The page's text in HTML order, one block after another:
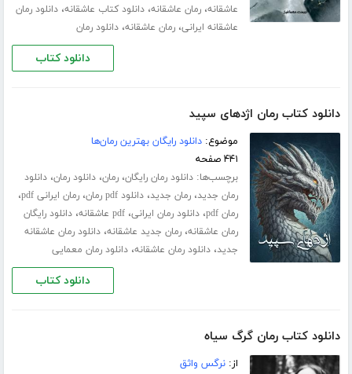
عاشقانه،رمان عاشقانه،دانلود کتاب عاشقانه،دانلود رمان
عاشقانه ایرانی،رمان عاشقانه،دانلود رمان
دانلود کتاب
دانلود کتاب رمان اژدهای سپید
موضوع:دانلود رایگان بهترین رمان‌ها
۴۴۱ صفحه
برچسب‌ها:دانلود رمان رایگان،رمان،دانلود رمان،دانلود
رمان جدید،رمان جدید،دانلود pdf رمان ،رمان ایرانی pdf ،
رمان pdf ،دانلود رمان ایرانی،pdf عاشقانه ،دانلود رایگان
رمان عاشقانه،رمان جدید عاشقانه،دانلود رمان عاشقانه
جدید،دانلود رمان عاشقانه،دانلود رمان معمایی
دانلود کتاب
دانلود کتاب رمان گرگ سیاه
از:نرگس واثق